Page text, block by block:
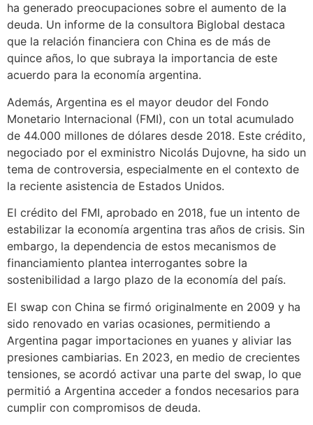
ha generado preocupaciones sobre el aumento de la
deuda. Un informe de la consultora Biglobal destaca
que la relación financiera con China es de más de
quince años, lo que subraya la importancia de este
acuerdo para la economía argentina.
Además, Argentina es el mayor deudor del Fondo
Monetario Internacional (FMI), con un total acumulado
de 44.000 millones de dólares desde 2018. Este crédito,
negociado por el exministro Nicolás Dujovne, ha sido un
tema de controversia, especialmente en el contexto de
la reciente asistencia de Estados Unidos.
El crédito del FMI, aprobado en 2018, fue un intento de
estabilizar la economía argentina tras años de crisis. Sin
embargo, la dependencia de estos mecanismos de
financiamiento plantea interrogantes sobre la
sostenibilidad a largo plazo de la economía del país.
El swap con China se firmó originalmente en 2009 y ha
sido renovado en varias ocasiones, permitiendo a
Argentina pagar importaciones en yuanes y aliviar las
presiones cambiarias. En 2023, en medio de crecientes
tensiones, se acordó activar una parte del swap, lo que
permitió a Argentina acceder a fondos necesarios para
cumplir con compromisos de deuda.